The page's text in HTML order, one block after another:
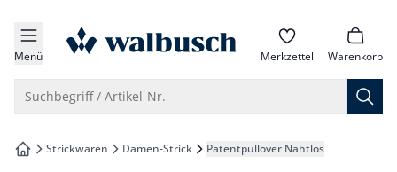
springen
springen
springen
springen
Menü zur Startseite Merkzettel Warenkorb
Suchbegriff / Artikel-Nr.
zur Startseite
Strickwaren Damen-Strick Patentpullover Nahtlos